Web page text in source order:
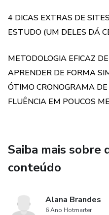
Não perca essa
elaborado com muito carinho.
4 DICAS EXTRAS DE
ESTUDO (UM DELES DÁ
METODOLOGIA EFICAZ
APRENDER DE FORMA
ÓTIMO CRONOGRAMA
FLUÊNCIA EM POUCOS
Saiba mais sobre
conteúdo
Alana Brandes
6 Ano Hotmarter